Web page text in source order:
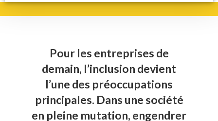
Pour les entreprises de
demain, l’inclusion devient
l’une des préoccupations
principales. Dans une société
en pleine mutation, engendrer